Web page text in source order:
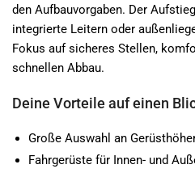
den Aufbauvorgaben. Der
integrierte Leitern oder
Fokus auf sicheres Stellen,
schnellen Abbau.
Deine Vorteile auf einen
Große Auswahl an
Fahrgerüste für Innen- und